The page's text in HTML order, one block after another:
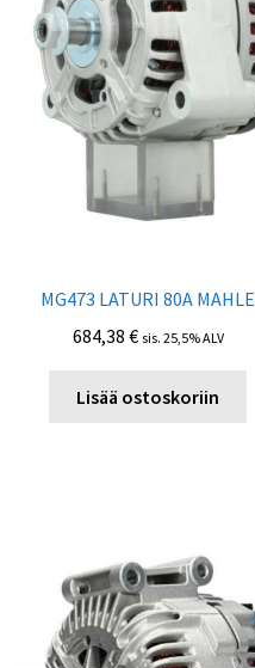
MG473 LATURI 80А MAHLE
684,38 € sis. 25,5% ALV
Lisää ostoskoriin